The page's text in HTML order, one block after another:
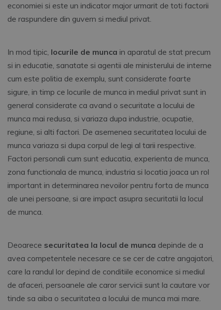
economiei si este un indicator major urmarit de toti factorii
de raspundere din guvern si mediul privat.
In mod tipic, locurile de munca in aparatul de stat precum
si in educatie, sanatate si agentii ale ministerului de interne
cum este politia de exemplu, sunt considerate foarte
sigure, in timp ce locurile de munca in mediul privat sunt in
general considerate ca avand o securitate a locului de
munca mai redusa, si variaza dupa industrie, ocupatie,
regiune, si alti factori. De asemenea securitatea locului de
munca variaza si dupa corpul de legi al tarii respective.
Factori personali cum sunt educatia, experienta de munca,
zona functionala de munca, industria si locatia joaca un rol
important in determinarea nevoilor pentru forta de munca
ale unei persoane, si are impact asupra securitatii la locul
de munca.
Deoarece securitatea la locul de munca depinde de a
avea competentele necesare ce se cer de catre angajatori,
care la randul lor depind de conditiile economice si mediul
de afaceri, persoanele ale caror servicii sunt la cautare vor
tinde sa aiba o securitatea a locului de munca mai mare.